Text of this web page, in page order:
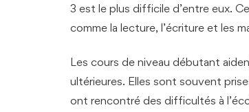
3 est le plus difficile d’entre eux.
comme la lecture, l’écriture et les
Les cours de niveau débutant
ultérieures. Elles sont souvent
ont rencontré des difficultés à